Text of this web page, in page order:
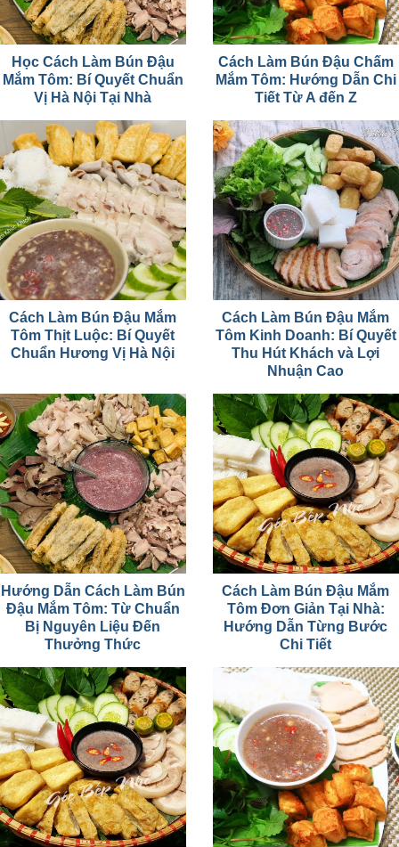
Học Cách Làm Bún Đậu
Mắm Tôm: Bí Quyết Chuẩn
Vị Hà Nội Tại Nhà
Cách Làm Bún Đậu Chấm
Mắm Tôm: Hướng Dẫn Chi
Tiết Từ A đến Z
Cách Làm Bún Đậu Mắm
Tôm Thịt Luộc: Bí Quyết
Chuẩn Hương Vị Hà Nội
Cách Làm Bún Đậu Mắm
Tôm Kinh Doanh: Bí Quyết
Thu Hút Khách và Lợi
Nhuận Cao
Hướng Dẫn Cách Làm Bún
Đậu Mắm Tôm: Từ Chuẩn
Bị Nguyên Liệu Đến
Thưởng Thức
Cách Làm Bún Đậu Mắm
Tôm Đơn Giản Tại Nhà:
Hướng Dẫn Từng Bước
Chi Tiết